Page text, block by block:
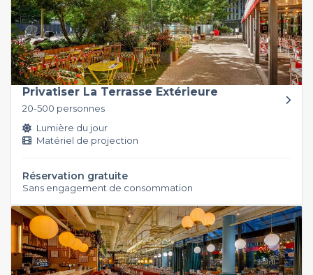
Privatiser La Terrasse Extérieure
20-500 personnes
Lumière du jour
Matériel de projection
Réservation gratuite
Sans engagement de consommation